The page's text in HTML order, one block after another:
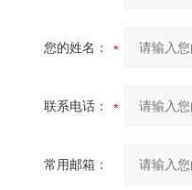
您的姓名：
联系电话：
常用邮箱：